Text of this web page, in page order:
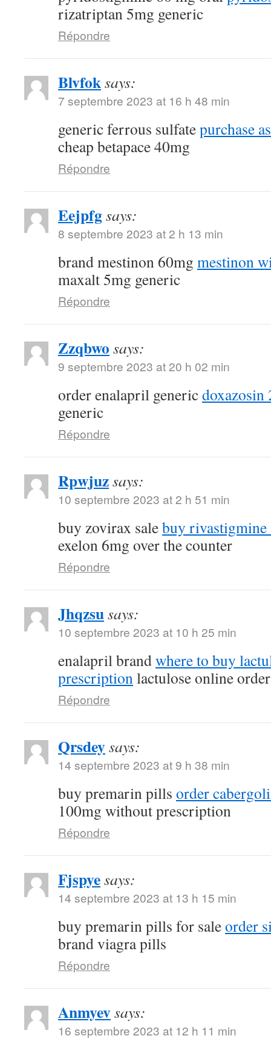
rizatriptan 5mg generic
Répondre
Blvfoksays:
7 septembre 2023 at 16 h 48 min
generic ferrous sulfatepurchase
cheap betapace 40mg
Répondre
Eejpfgsays:
8 septembre 2023 at 2 h 13 min
brand mestinon 60mg mestinon
maxalt 5mg generic
Répondre
Zzqbwo says:
9 septembre 2023 at 20 h 02 min
order enalapril genericdoxazosin
generic
Répondre
Rpwjuzsays:
10 septembre 2023 at 2 h 51 min
buy zovirax salebuy rivastigmine
exelon 6mg over the counter
Répondre
Jhqzsusays:
10 septembre 2023 at 10 h 25 min
enalapril brandwhere to buy
prescriptionlactulose online order
Répondre
Qrsdeysays:
14 septembre 2023 at 9 h 38 min
buy premarin pills order
100mg without prescription
Répondre
Fjspyesays:
14 septembre 2023 at 13 h 15 min
buy premarin pills for saleorder
brand viagra pills
Répondre
Anmyevsays:
16 septembre 2023 at 12 h 11 min